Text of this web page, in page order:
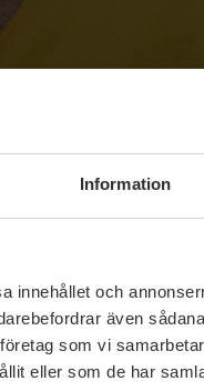
Information
innehållet och
även
som vi
eller som de har